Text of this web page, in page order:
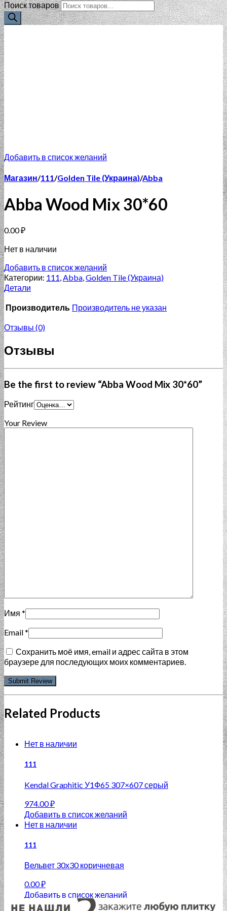
Поиск товаров
Добавить в список желаний
Магазин/111/Golden Tile (Украина)/Abba
Abba Wood Mix 30*60
0.00₽
Нет в наличии
Добавить в список желаний
Категории: 111,Abba,Golden Tile (Украина)
Детали
Производитель Производитель не указан
Отзывы (0)
Отзывы
Be the first to review “Abba Wood Mix 30*60”
Рейтинг
Your Review
Имя *
Email*
Сохранить моё имя, email и адрес сайта в этом
браузере для последующих моих комментариев.
Related Products
Нет в наличии
111
Kendal Graphitic У1Ф65 307×607 серый
974.00₽
Добавить в список желаний
Нет в наличии
111
Вельвет 30х30 коричневая
0.00₽
Добавить в список желаний
Нет в наличии